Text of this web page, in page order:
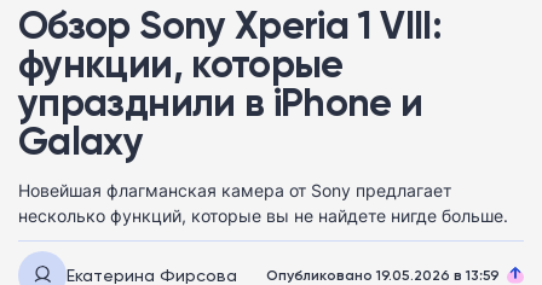
Обзор Sony Xperia 1 VIII:
функции, которые
упразднили в iPhone и
Galaxy
Новейшая флагманская камера от Sony предлагает
несколько функций, которые вы не найдете нигде больше.
Екатерина Фирсова Опубликовано 19.05.2026 в 13:59